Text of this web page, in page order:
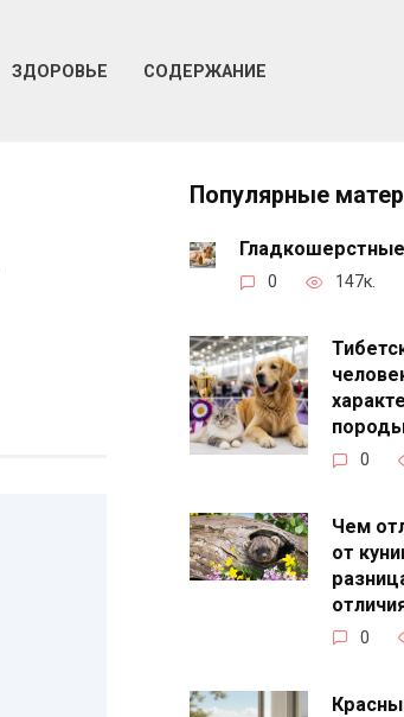
ЗДОРОВЬЕ СОДЕРЖАНИЕ
Популярные
0 147к.
0
Чем
от
0